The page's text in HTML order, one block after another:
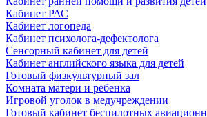
Кабинет РАС
Кабинет логопеда
Кабинет психолога-дефектолога
Сенсорный кабинет для детей
Кабинет английского языка для детей
Готовый физкультурный зал
Комната матери и ребенка
Игровой уголок в медучреждении
Готовый кабинет беспилотных